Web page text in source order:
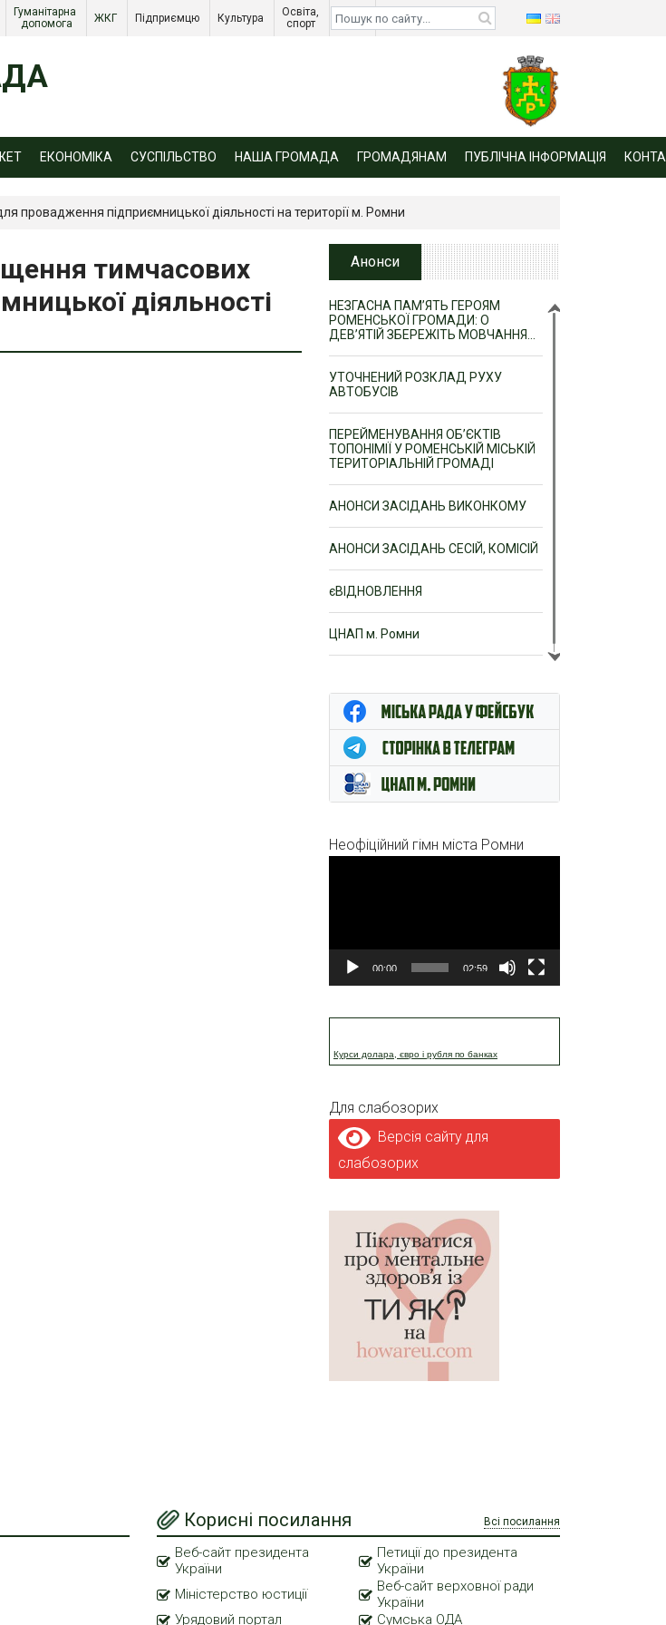
Гуманітарна
допомога
ЖКГ Підприємцю Культура
Освіта,
спорт
Діти
війни
ЕКОНОМІКА СУСПІЛЬСТВО НАША ГРОМАДА ГРОМАДЯНАМ ПУБЛІЧНА ІНФОРМАЦІЯ
підприємницької діяльності на території м. Ромни
тимчасових
діяльності
Анонси
НЕЗГАСНА ПАМ’ЯТЬ ГЕРОЯМ
РОМЕНСЬКОЇ ГРОМАДИ: О
ДЕВ’ЯТІЙ ЗБЕРЕЖІТЬ МОВЧАННЯ…
УТОЧНЕНИЙ РОЗКЛАД РУХУ
АВТОБУСІВ
ПЕРЕЙМЕНУВАННЯ ОБ’ЄКТІВ
ТОПОНІМІЇ У РОМЕНСЬКІЙ МІСЬКІЙ
ТЕРИТОРІАЛЬНІЙ ГРОМАДІ
АНОНСИ ЗАСІДАНЬ ВИКОНКОМУ
АНОНСИ ЗАСІДАНЬ СЕСІЙ, КОМІСІЙ
єВІДНОВЛЕННЯ
ЦНАП м. Ромни
Неофіційний гімн міста Ромни
00:00 02:59
Курси долара, євро і рубля по банках
Для слабозорих
Версія сайту для
слабозорих
Корисні посилання Всі посилання
Веб-сайт президента
України
Петиції до президента
України
Міністерство юстиції
Веб-сайт верховної ради
України
Урядовий портал
Сумська ОДА